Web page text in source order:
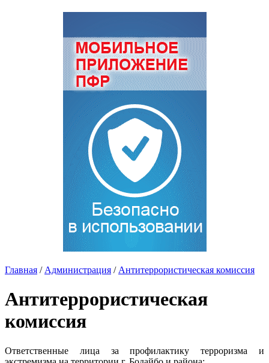
Главная / Администрация / Антитеррористическая комиссия
Антитеррористическая
комиссия
Ответственные лица за профилактику терроризма и